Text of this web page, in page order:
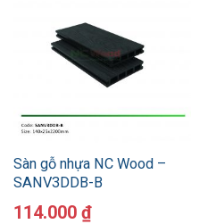
Sàn gỗ nhựa NC Wood –
SANV3DDB-B
114.000 ₫